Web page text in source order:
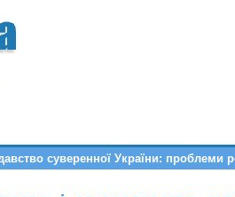
суверенної України: проблеми